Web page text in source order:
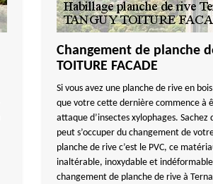
Changement de planche
TOITURE FACADE
Si vous avez une planche de rive en
que votre cette dernière commence à
attaque d’insectes xylophages. Sachez
peut s’occuper du changement de
planche de rive c’est le PVC, ce
inaltérable, inoxydable et
changement de planche de rive à